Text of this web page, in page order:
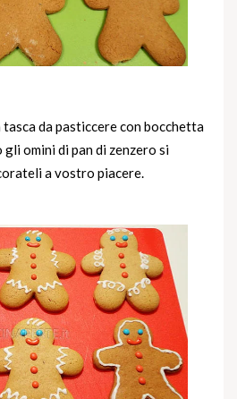
da pasticcere con bocchetta
omini di pan di zenzero si
a vostro piacere.